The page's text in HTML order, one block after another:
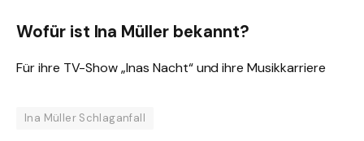
Wofür ist Ina Müller bekannt?
Für ihre TV-Show „Inas Nacht“ und ihre Musikkarriere
Ina Müller Schlaganfall